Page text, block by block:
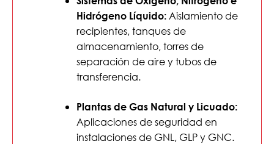
Hidrógeno Líquido: Aislamiento de
recipientes, tanques de
almacenamiento, torres de
separación de aire y tubos de
transferencia.
Plantas de Gas Natural y Licuado:
Aplicaciones de seguridad en
instalaciones de GNL, GLP y GNC.